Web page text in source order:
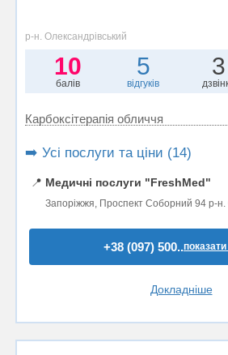
р-н. Олександрівський
10
балів
5
відгуків
3
Карбоксітерапія обличчя
➡️ Усі послуги та ціни (14)
📍 Медичні послуги "FreshMed"
Запоріжжя, Проспект Соборний 94 р-н.
+38 (097) 500..
Докладніше